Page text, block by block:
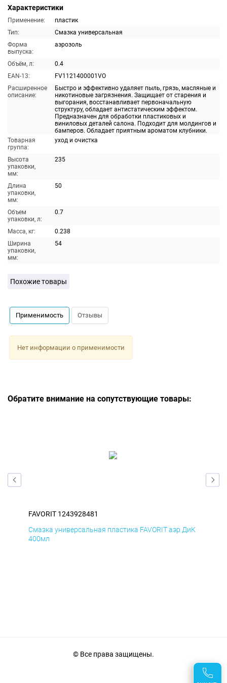
Характеристики
Применение:
пластик
Тип:
Смазка универсальная
Форма
выпуска:
аэрозоль
Объём, л:
0.4
EAN-13:
FV1121400001VO
Расширенное
описание:
Быстро и эффективно удаляет пыль, грязь, масляные и
никотиновые загрязнения. Защищает от старения и
выгорания, восстанавливает первоначальную
структуру, обладает антистатическим эффектом.
Предназначен для обработки пластиковых и
виниловых деталей салона. Подходит для молдингов и
бамперов. Обладает приятным ароматом клубники.
Товарная
группа:
уход и очистка
Высота
упаковки,
мм:
235
Длина
упаковки,
мм:
50
Объем
упаковки, л:
0.7
Масса, кг:
0.238
Ширина
упаковки,
мм:
54
Похожие товары
Применимость Отзывы
Нет информации о применимости
Обратите внимание на сопутствующие товары:
FAVORIT 1243928481
Смазка универсальная пластика FAVORIT аэр ДиК
400мл
© Все права защищены.